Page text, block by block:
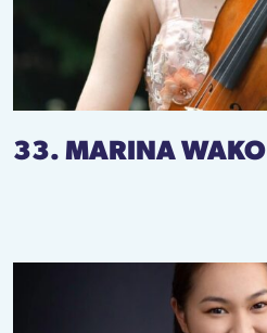
33. MARINA WAKO